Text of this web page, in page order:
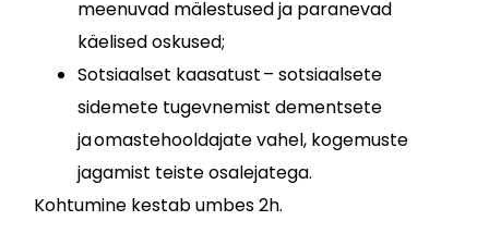
meenuvad mälestused ja paranevad
käelised oskused;
Sotsiaalset kaasatust – sotsiaalsete
sidemete tugevnemist dementsete
ja omastehooldajate vahel, kogemuste
jagamist teiste osalejatega.
Kohtumine kestab umbes 2h.